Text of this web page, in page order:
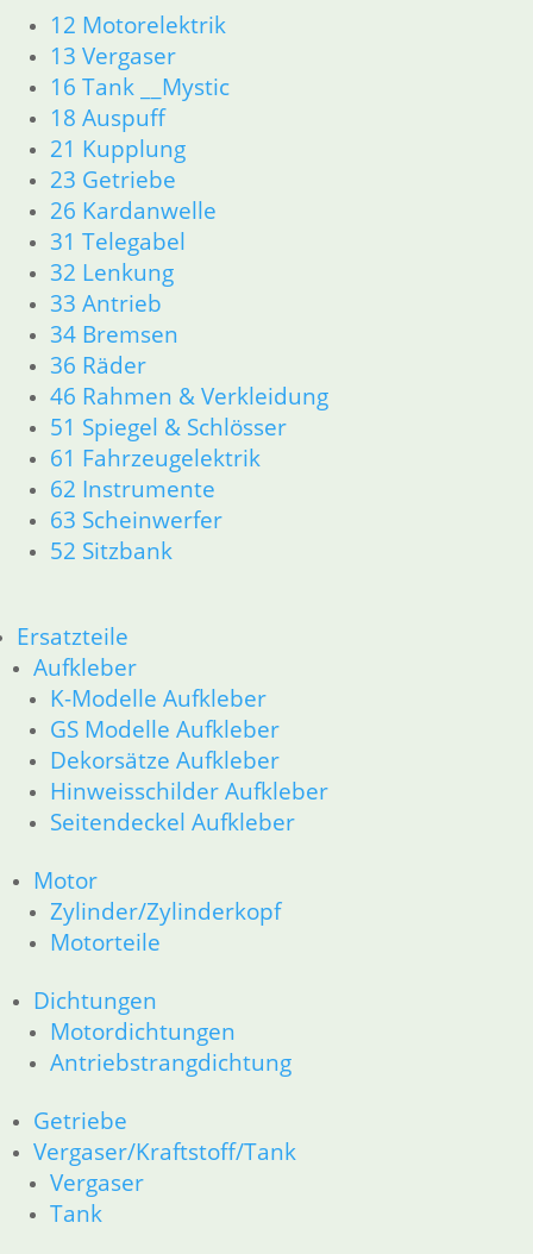
12 Motorelektrik
13 Vergaser
16 Tank __Mystic
18 Auspuff
21 Kupplung
23 Getriebe
26 Kardanwelle
31 Telegabel
32 Lenkung
33 Antrieb
34 Bremsen
36 Räder
46 Rahmen & Verkleidung
51 Spiegel & Schlösser
61 Fahrzeugelektrik
62 Instrumente
63 Scheinwerfer
52 Sitzbank
Ersatzteile
Aufkleber
K-Modelle Aufkleber
GS Modelle Aufkleber
Dekorsätze Aufkleber
Hinweisschilder Aufkleber
Seitendeckel Aufkleber
Motor
Zylinder/Zylinderkopf
Motorteile
Dichtungen
Motordichtungen
Antriebstrangdichtung
Getriebe
Vergaser/Kraftstoff/Tank
Vergaser
Tank
63 Scheinwerfer
R80GS ab 1991 bis R100GS PD R80 Basic
11 Motor
Dichtungen
Zylinderkopf
Kolben/Kolbenringe
12 Motorelektrik
13 Vergaser
16 Tank
18 Auspuff
21 Kupplung
23 Getriebe
31 Telegabel
26 Kardanwelle
32 Lenkung
33 Antrieb
36 Räder
34 Bremsen
46 Rahmen & Verkleidung
51 Spiegel & Schlösser __PDR80Basic
62 Instrumente
63 Scheinwerfer
R80G/S R65G/S bis R80ST
11 Motor
Dichtungen
Zylinderkopf
Kolben/Kolbenringe
12 Motorelektrik
18 Auspuff
13 Vergaser
21 Kupplung
26 Kardanwelle
31 Telegabel
32 Lenkung
33 Antrieb
36 Räder
46 Rahmen & Verkleidung
51 Spiegel & Schlösser
61 Fahrzeugelektrik